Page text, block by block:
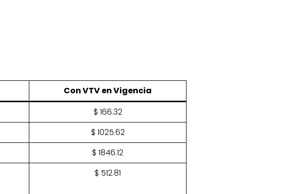
Con VTV en Vigencia
$ 166.32
$ 1025.62
$ 1846.12
$ 512.81